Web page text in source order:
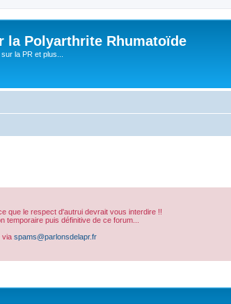
la Polyarthrite Rhumatoïde
la PR et plus...
que le respect d'autrui devrait vous interdire !!
puis définitive de ce forum...
via spams@parlonsdelapr.fr